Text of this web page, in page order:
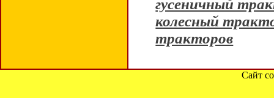
гусеничный
колесный
тракторов
Сайт